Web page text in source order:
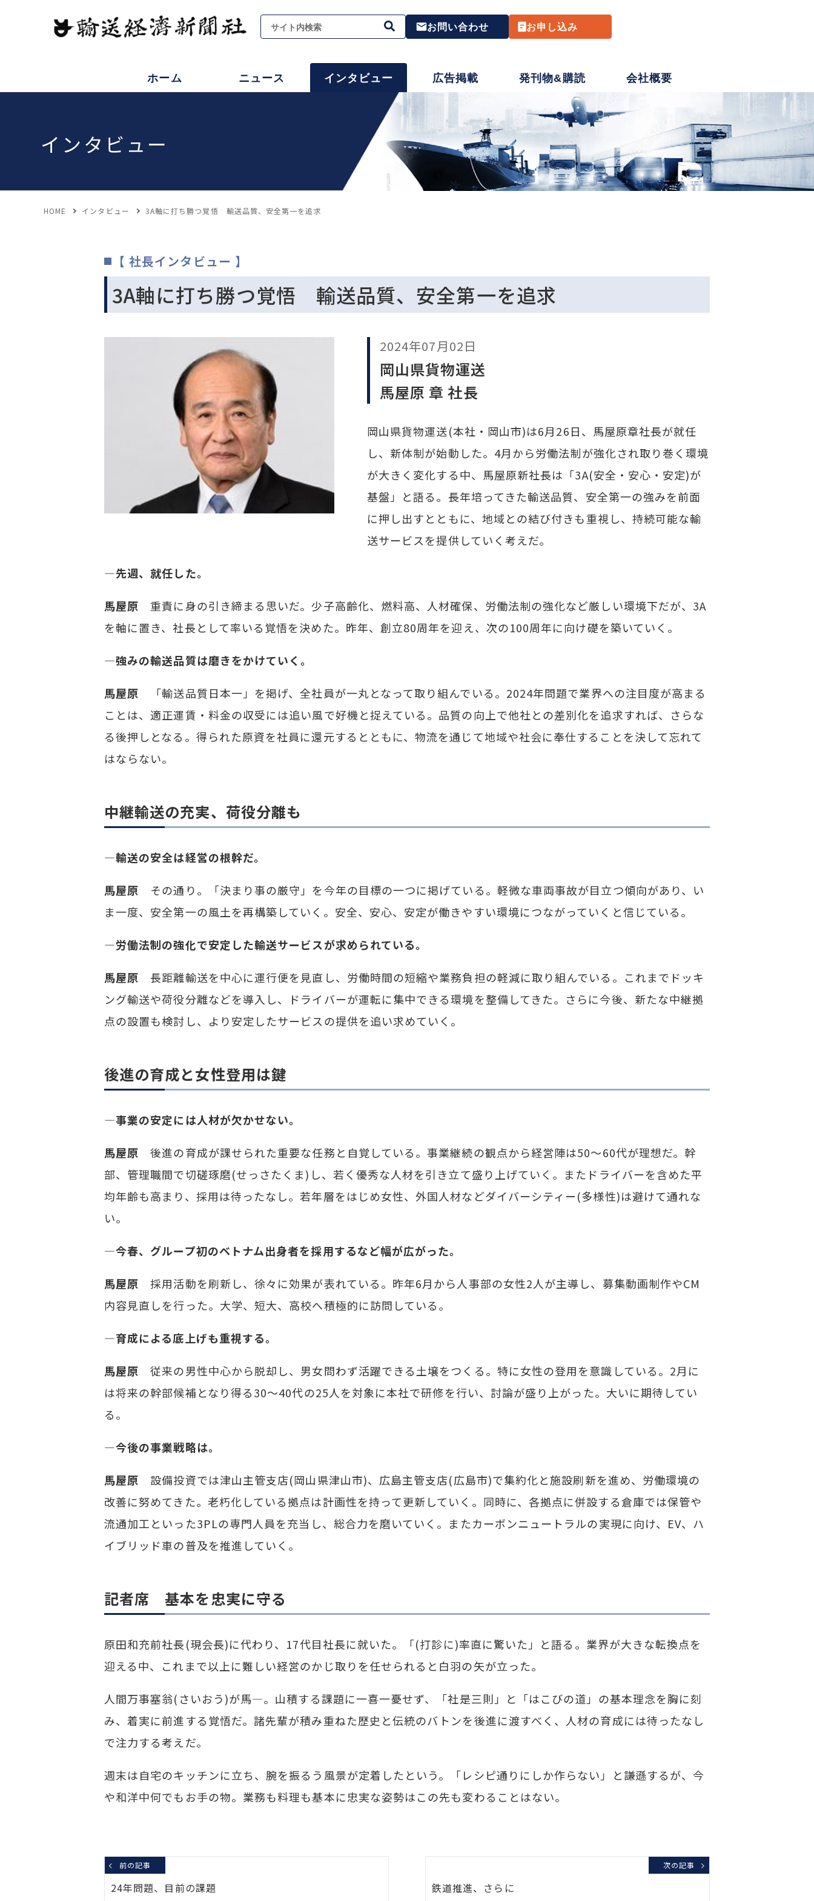
お問い合わせ お申し込み
ホーム ニュース インタビュー 広告掲載 発刊物&購読 会社概要
インタビュー
HOME インタビュー 3A軸に打ち勝つ覚悟 輸送品質、安全第一を追求
【 社長インタビュー 】
3A軸に打ち勝つ覚悟 輸送品質、安全第一を追求
2024年07月02日
岡山県貨物運送
馬屋原 章 社長
岡山県貨物運送(本社・岡山市)は6月26日、馬屋原章社長が就任
し、新体制が始動した。4月から労働法制が強化され取り巻く環境
が大きく変化する中、馬屋原新社長は「3A(安全・安心・安定)が
基盤」と語る。長年培ってきた輸送品質、安全第一の強みを前面
に押し出すとともに、地域との結び付きも重視し、持続可能な輸
送サービスを提供していく考えだ。
―先週、就任した。
馬屋原 重責に身の引き締まる思いだ。少子高齢化、燃料高、人材確保、労働法制の強化など厳しい環境下だが、3A
を軸に置き、社長として率いる覚悟を決めた。昨年、創立80周年を迎え、次の100周年に向け礎を築いていく。
―強みの輸送品質は磨きをかけていく。
馬屋原 「輸送品質日本一」を掲げ、全社員が一丸となって取り組んでいる。2024年問題で業界への注目度が高まる
ことは、適正運賃・料金の収受には追い風で好機と捉えている。品質の向上で他社との差別化を追求すれば、さらな
る後押しとなる。得られた原資を社員に還元するとともに、物流を通じて地域や社会に奉仕することを決して忘れて
はならない。
中継輸送の充実、荷役分離も
―輸送の安全は経営の根幹だ。
馬屋原 その通り。「決まり事の厳守」を今年の目標の一つに掲げている。軽微な車両事故が目立つ傾向があり、い
ま一度、安全第一の風土を再構築していく。安全、安心、安定が働きやすい環境につながっていくと信じている。
―労働法制の強化で安定した輸送サービスが求められている。
馬屋原 長距離輸送を中心に運行便を見直し、労働時間の短縮や業務負担の軽減に取り組んでいる。これまでドッキ
ング輸送や荷役分離などを導入し、ドライバーが運転に集中できる環境を整備してきた。さらに今後、新たな中継拠
点の設置も検討し、より安定したサービスの提供を追い求めていく。
後進の育成と女性登用は鍵
―事業の安定には人材が欠かせない。
馬屋原 後進の育成が課せられた重要な任務と自覚している。事業継続の観点から経営陣は50～60代が理想だ。幹
部、管理職間で切磋琢磨(せっさたくま)し、若く優秀な人材を引き立て盛り上げていく。またドライバーを含めた平
均年齢も高まり、採用は待ったなし。若年層をはじめ女性、外国人材などダイバーシティー(多様性)は避けて通れな
い。
―今春、グループ初のベトナム出身者を採用するなど幅が広がった。
馬屋原 採用活動を刷新し、徐々に効果が表れている。昨年6月から人事部の女性2人が主導し、募集動画制作やCM
内容見直しを行った。大学、短大、高校へ積極的に訪問している。
―育成による底上げも重視する。
馬屋原 従来の男性中心から脱却し、男女問わず活躍できる土壌をつくる。特に女性の登用を意識している。2月に
は将来の幹部候補となり得る30～40代の25人を対象に本社で研修を行い、討論が盛り上がった。大いに期待してい
る。
―今後の事業戦略は。
馬屋原 設備投資では津山主管支店(岡山県津山市)、広島主管支店(広島市)で集約化と施設刷新を進め、労働環境の
改善に努めてきた。老朽化している拠点は計画性を持って更新していく。同時に、各拠点に併設する倉庫では保管や
流通加工といった3PLの専門人員を充当し、総合力を磨いていく。またカーボンニュートラルの実現に向け、EV、ハ
イブリッド車の普及を推進していく。
記者席 基本を忠実に守る
原田和充前社長(現会長)に代わり、17代目社長に就いた。「(打診に)率直に驚いた」と語る。業界が大きな転換点を
迎える中、これまで以上に難しい経営のかじ取りを任せられると白羽の矢が立った。
人間万事塞翁(さいおう)が馬―。山積する課題に一喜一憂せず、「社是三則」と「はこびの道」の基本理念を胸に刻
み、着実に前進する覚悟だ。諸先輩が積み重ねた歴史と伝統のバトンを後進に渡すべく、人材の育成には待ったなし
で注力する考えだ。
週末は自宅のキッチンに立ち、腕を振るう風景が定着したという。「レシピ通りにしか作らない」と謙遜するが、今
や和洋中何でもお手の物。業務も料理も基本に忠実な姿勢はこの先も変わることはない。
前の記事
24年問題、目前の課題
次の記事
鉄道推進、さらに